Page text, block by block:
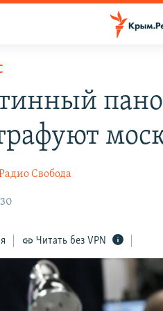
Свобода
Читать без VPN